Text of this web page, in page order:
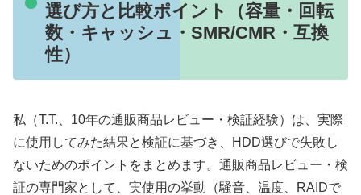
選び方と比較ポイント（容量・回転
数・キャッシュ・SMR/CMR・互換
性）
私（T.T.、10年の通販商品レビュー・検証経験）は、実際
に使用してみた結果と検証に基づき、HDD選びで失敗し
ないためのポイントをまとめます。通販商品レビュー・検
証の専門家として、実使用の挙動（騒音、温度、RAIDで